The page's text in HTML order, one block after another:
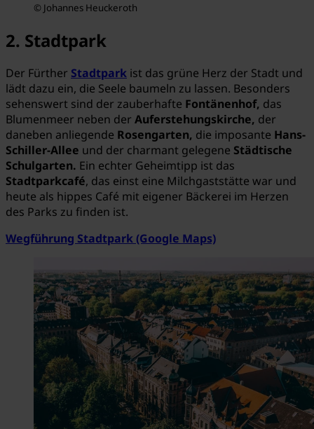
© Johannes Heuckeroth
2. Stadtpark
Der Fürther Stadtpark ist das grüne Herz der Stadt und
lädt dazu ein, die Seele baumeln zu lassen. Besonders
sehenswert sind der zauberhafte Fontänenhof, das
Blumenmeer neben der Auferstehungskirche, der
daneben anliegende Rosengarten, die imposante Hans-
Schiller-Allee und der charmant gelegene Städtische
Schulgarten. Ein echter Geheimtipp ist das
Stadtparkcafé, das einst eine Milchgaststätte war und
heute als hippes Café mit eigener Bäckerei im Herzen
des Parks zu finden ist.
Wegführung Stadtpark (Google Maps)